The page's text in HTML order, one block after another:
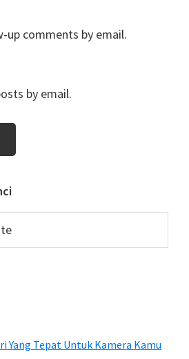
comments by email.
by email.
Yang Tepat Untuk Kamera Kamu